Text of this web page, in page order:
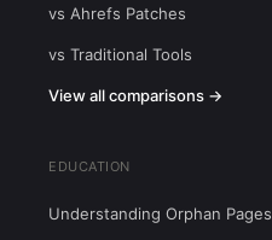
vs Ahrefs Patches
vs Traditional Tools
View all comparisons →
EDUCATION
Understanding Orphan Pages